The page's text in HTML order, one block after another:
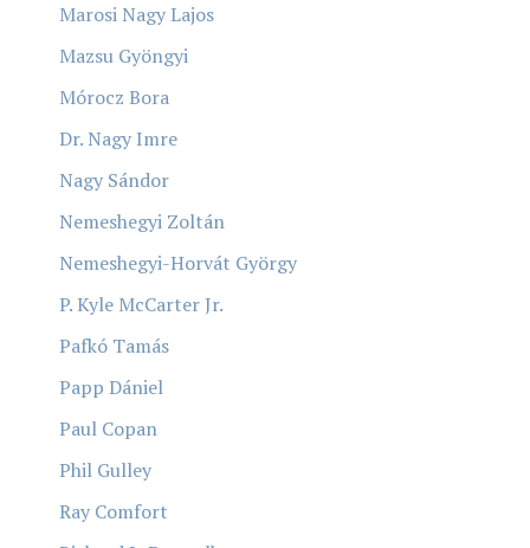
Marosi Nagy Lajos
Mazsu Gyöngyi
Mórocz Bora
Dr. Nagy Imre
Nagy Sándor
Nemeshegyi Zoltán
Nemeshegyi-Horvát György
P. Kyle McCarter Jr.
Pafkó Tamás
Papp Dániel
Paul Copan
Phil Gulley
Ray Comfort